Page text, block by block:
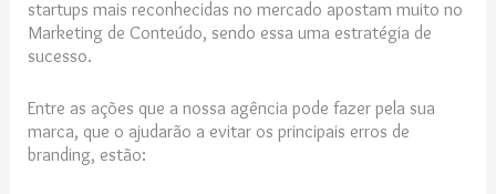
startups mais reconhecidas no mercado apostam muito no
Marketing de Conteúdo, sendo essa uma estratégia de
sucesso.
Entre as ações que a nossa agência pode fazer pela sua
marca, que o ajudarão a evitar os principais erros de
branding, estão: